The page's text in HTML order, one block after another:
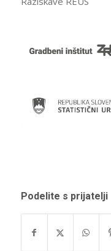
Podelite s prijatelji